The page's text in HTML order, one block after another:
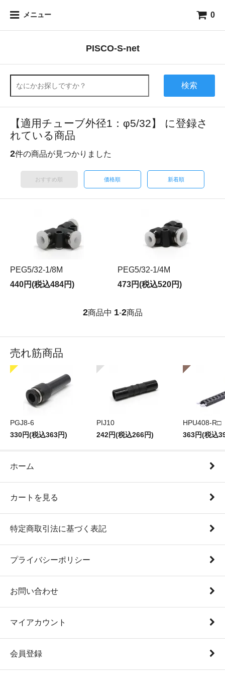
メニュー 0
PISCO-S-net
検索
【適用チューブ外径1：φ5/32】 に登録さ
れている商品
2件の商品が見つかりました
おすすめ順 価格順 新着順
PEG5/32-1/8M
440円(税込484円)
PEG5/32-1/4M
473円(税込520円)
2商品中 1-2商品
売れ筋商品
PGJ8-6
330円(税込363円)
PIJ10
242円(税込266円)
HPU408-R□
363円(税込
ホーム
カートを見る
特定商取引法に基づく表記
プライバシーポリシー
お問い合わせ
マイアカウント
会員登録